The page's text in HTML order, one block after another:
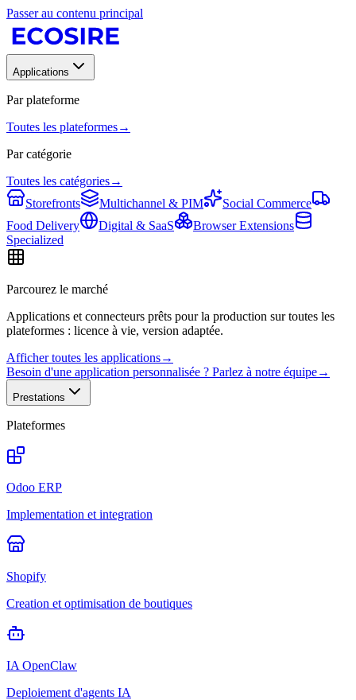
Passer au contenu principal
Applications
Par plateforme
Toutes les plateformes→
Par catégorie
Toutes les catégories→
Storefronts
Multichannel & PIM
Social Commerce
Food Delivery
Digital & SaaS
Browser Extensions
Specialized
Parcourez le marché
Applications et connecteurs prêts pour la production sur toutes les
plateformes : licence à vie, version adaptée.
Afficher toutes les applications→
Besoin d'une application personnalisée ? Parlez à notre équipe→
Prestations
Plateformes
Odoo ERP
Implementation et integration
Shopify
Creation et optimisation de boutiques
IA OpenClaw
Deploiement d'agents IA